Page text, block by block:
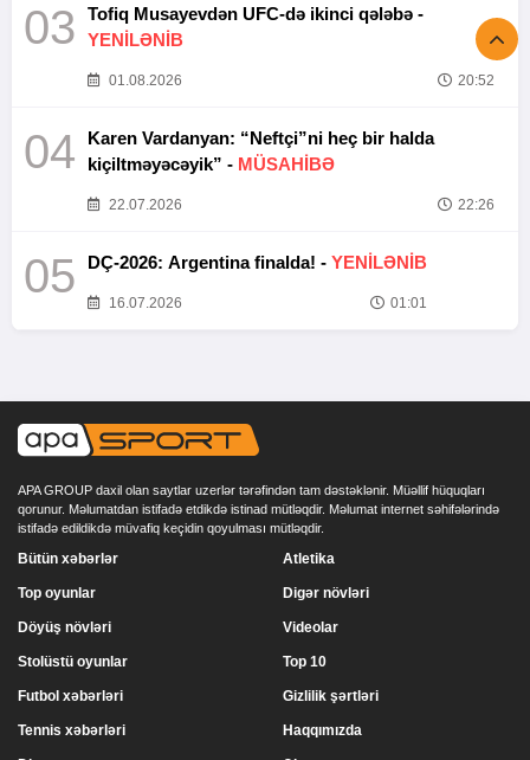
03
Tofiq Musayevdən UFC-də ikinci qələbə -
YENİLƏNİB
01.08.2026 20:52
04
Karen Vardanyan: “Neftçi”ni heç bir halda
kiçiltməyəcəyik” - MÜSAHİBƏ
22.07.2026 22:26
05 DÇ-2026: Argentina finalda! - YENİLƏNİB
16.07.2026 01:01
APA GROUP daxil olan saytlar uzerlər tərəfindən tam dəstəklənir. Müəllif hüquqları
qorunur. Məlumatdan istifadə etdikdə istinad mütləqdir. Məlumat internet səhifələrində
istifadə edildikdə müvafiq keçidin qoyulması mütləqdir.
Bütün xəbərlər
Top oyunlar
Döyüş növləri
Stolüstü oyunlar
Atletika
Digər növləri
Videolar
Top 10
Futbol xəbərləri
Tennis xəbərləri
Gizlilik şərtləri
Haqqımızda